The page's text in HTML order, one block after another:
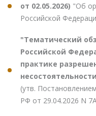
от 02.05.2026) "Об
Российской
"Тематический
Российской
практике
(утв.
РФ от 29.04.2026 N